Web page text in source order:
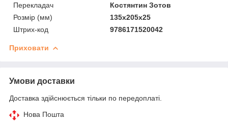
Перекладач
Костянтин Зотов
Розмір (мм)
135х205x25
Штрих-код
9786171520042
Приховати
Умови доставки
Доставка здійснюється тільки по передоплаті.
Нова Пошта